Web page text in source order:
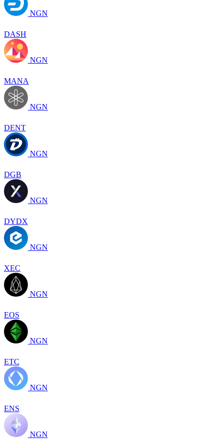
NGN
DASH
NGN
MANA
NGN
DENT
NGN
DGB
NGN
DYDX
NGN
XEC
NGN
EOS
NGN
ETC
NGN
ENS
NGN